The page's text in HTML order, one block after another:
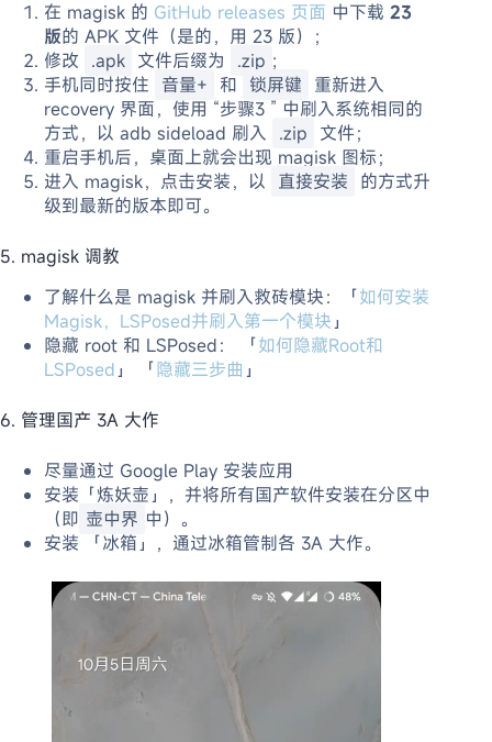
在 magisk 的 GitHub releases 页面 中下载 23
版的 APK 文件（是的，用 23 版）；
修改 .apk 文件后缀为 .zip ;
手机同时按住 音量+ 和 锁屏键 重新进入
recovery 界面，使用 “步骤3 ” 中刷入系统相同的
方式，以 adb sideload 刷入 .zip 文件；
重启手机后，桌面上就会出现 magisk 图标；
进入 magisk，点击安装，以 直接安装 的方式升
级到最新的版本即可。
5. magisk 调教
了解什么是 magisk 并刷入救砖模块：「如何安装
Magisk，LSPosed并刷入第一个模块」
隐藏 root 和 LSPosed： 「如何隐藏Root和
LSPosed」 「隐藏三步曲 」
6. 管理国产 3A 大作
尽量通过 Google Play 安装应用
安装「炼妖壶」，并将所有国产软件安装在分区中
（即 壶中界 中）。
安装 「冰箱」，通过冰箱管制各 3A 大作。